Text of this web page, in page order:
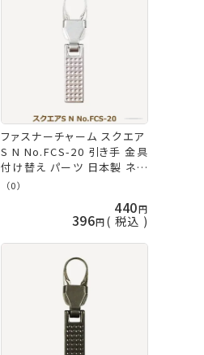
ファスナーチャーム スクエア
S N No.FCS-20 引き手 金具
付け替え パーツ 日本製 ネコ
ポス可 ミササ 手芸の山久
（0）
440
396 税込